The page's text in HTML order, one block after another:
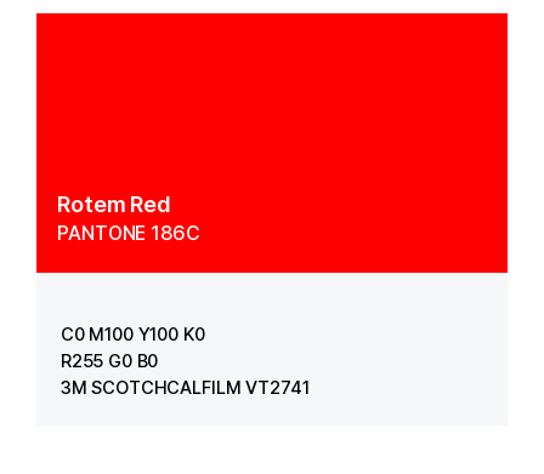
Rotem Red
PANTONE 186C
C0 M100 Y100 K0
R255 G0 B0
3M SCOTCHCALFILM VT2741